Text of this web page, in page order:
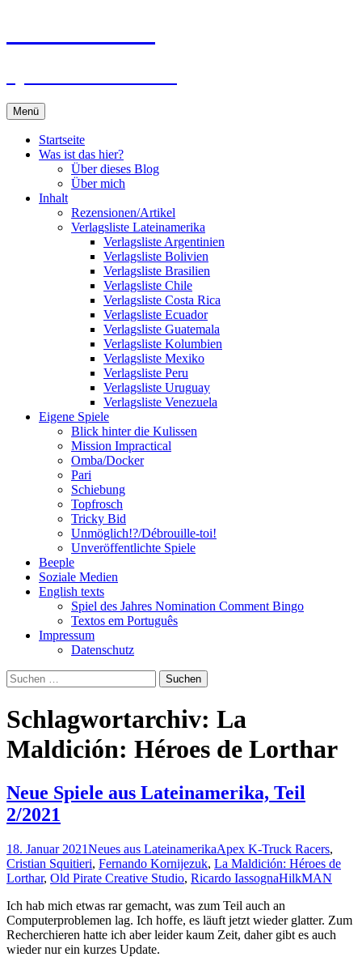
Menü
Startseite
Was ist das hier?
Über dieses Blog
Über mich
Inhalt
Rezensionen/Artikel
Verlagsliste Lateinamerika
Verlagsliste Argentinien
Verlagsliste Bolivien
Verlagsliste Brasilien
Verlagsliste Chile
Verlagsliste Costa Rica
Verlagsliste Ecuador
Verlagsliste Guatemala
Verlagsliste Kolumbien
Verlagsliste Mexiko
Verlagsliste Peru
Verlagsliste Uruguay
Verlagsliste Venezuela
Eigene Spiele
Blick hinter die Kulissen
Mission Impractical
Omba/Docker
Pari
Schiebung
Topfrosch
Tricky Bid
Unmöglich!?/Débrouille-toi!
Unveröffentlichte Spiele
Beeple
Soziale Medien
English texts
Spiel des Jahres Nomination Comment Bingo
Textos em Português
Impressum
Datenschutz
Suchen
nach:
Schlagwortarchiv: La
Maldición: Héroes de Lorthar
Neue Spiele aus Lateinamerika, Teil
2/2021
18. Januar 2021Neues aus LateinamerikaApex K-Truck Racers,
Cristian Squitieri, Fernando Kornijezuk, La Maldición: Héroes de
Lorthar, Old Pirate Creative Studio, Ricardo IassognaHilkMAN
Ich hab mich etwas rar gemacht, was zum Teil auch an
Computerproblemen lag. Ich hoffe, es läuft jetzt wieder glatter. Zum
Recherchieren hatte ich aber leider kaum Zeit, daher gibt es auch
wieder nur ein kurzes Update.